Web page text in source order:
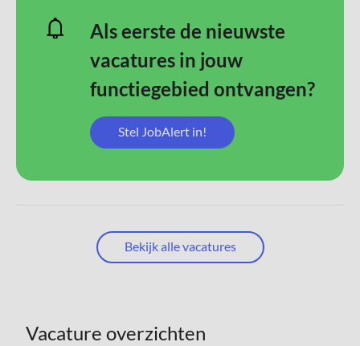
Als eerste de nieuwste
vacatures in jouw
functiegebied ontvangen?
Stel JobAlert in!
Bekijk alle vacatures
Vacature overzichten